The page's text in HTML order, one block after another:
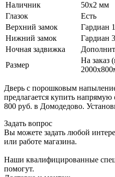
Наличник
50х2 мм
Глазок
Есть
Верхний замок
Гардиан
Нижний замок
Гардиан
Ночная задвижка
Размер
На заказ
Дверь с порошковым
предлагается купить
800 руб. в Домодедово.
Задать вопрос
Вы можете задать любой
или работе магазина.
Наши квалифицированные
помогут.